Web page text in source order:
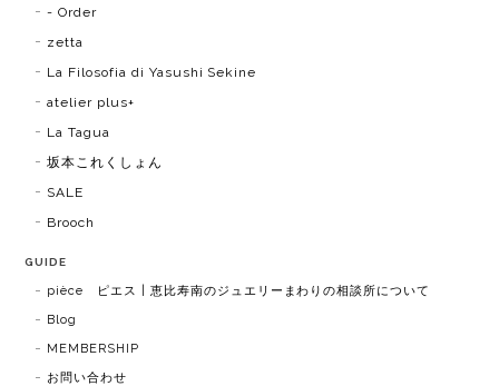
- Order
zetta
La Filosofia di Yasushi Sekine
atelier plus+
La Tagua
坂本これくしょん
SALE
Brooch
GUIDE
pièce ピエス | 恵比寿南のジュエリーまわりの相談所について
Blog
MEMBERSHIP
お問い合わせ